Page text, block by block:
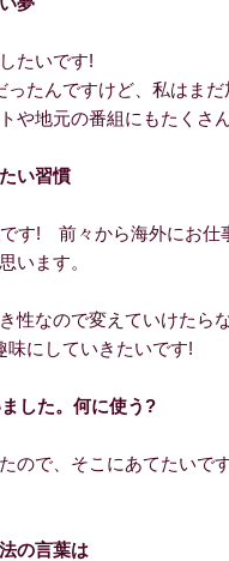
たいです!
たんですけど、私はまだ
や地元の番組にもたくさ
い習慣
す! 前々から海外にお仕
います。
性なので変えていけたら
にしていきたいです!
した。何に使う?
ので、そこにあてたいで
の言葉は